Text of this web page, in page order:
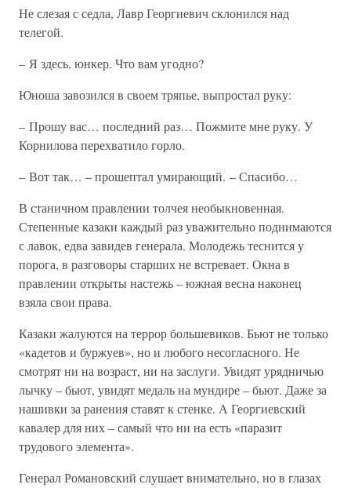
Не слезая с седла, Лавр Георгиевич склонился над
телегой.
– Я здесь, юнкер. Что вам угодно?
Юноша завозился в своем тряпье, выпростал руку:
– Прошу вас… последний раз… Пожмите мне руку. У
Корнилова перехватило горло.
– Вот так… – прошептал умирающий. – Спасибо…
В станичном правлении толчея необыкновенная.
Степенные казаки каждый раз уважительно поднимаются
с лавок, едва завидев генерала. Молодежь теснится у
порога, в разговоры старших не встревает. Окна в
правлении открыты настежь – южная весна наконец
взяла свои права.
Казаки жалуются на террор большевиков. Бьют не только
«кадетов и буржуев», но и любого несогласного. Не
смотрят ни на возраст, ни на заслуги. Увидят урядничью
лычку – бьют, увидят медаль на мундире – бьют. Даже за
нашивки за ранения ставят к стенке. А Георгиевский
кавалер для них – самый что ни на есть «паразит
трудового элемента».
Генерал Романовский слушает внимательно, но в глазах